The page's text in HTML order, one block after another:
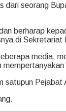
dari seorang
berharap
di
media,
satupun